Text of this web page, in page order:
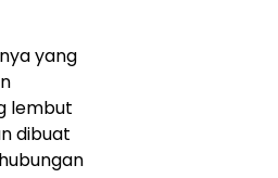
yang
lembut
dibuat